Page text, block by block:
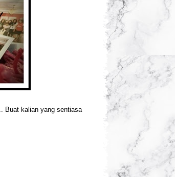
Buat kalian yang sentiasa